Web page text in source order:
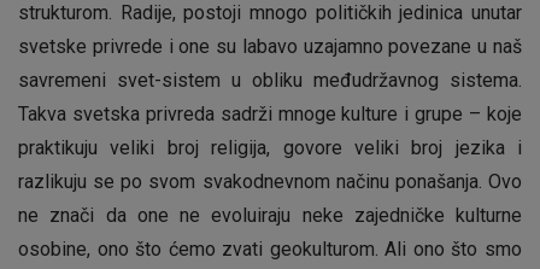
strukturom. Radije, postoji mnogo političkih jedinica unutar
svetske privrede i one su labavo uzajamno povezane u naš
savremeni svet-sistem u obliku međudržavnog sistema.
Takva svetska privreda sadrži mnoge kulture i grupe – koje
praktikuju veliki broj religija, govore veliki broj jezika i
razlikuju se po svom svakodnevnom načinu ponašanja. Ovo
ne znači da one ne evoluiraju neke zajedničke kulturne
osobine, ono što ćemo zvati geokulturom. Ali ono što smo